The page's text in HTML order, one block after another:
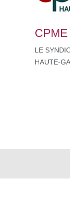
CPME
LE
HAUTE-